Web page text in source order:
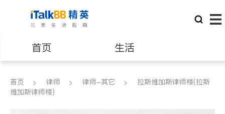
首页 生活
医生 律师
首页 律师 律师-其它
拉斯维加斯律师楼(拉斯
维加斯律师楼)